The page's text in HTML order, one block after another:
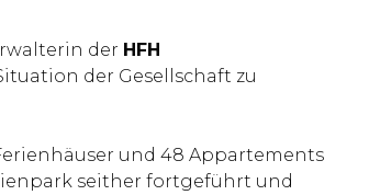
der HFH
der Gesellschaft zu
und 48 Appartements
seither fortgeführt und